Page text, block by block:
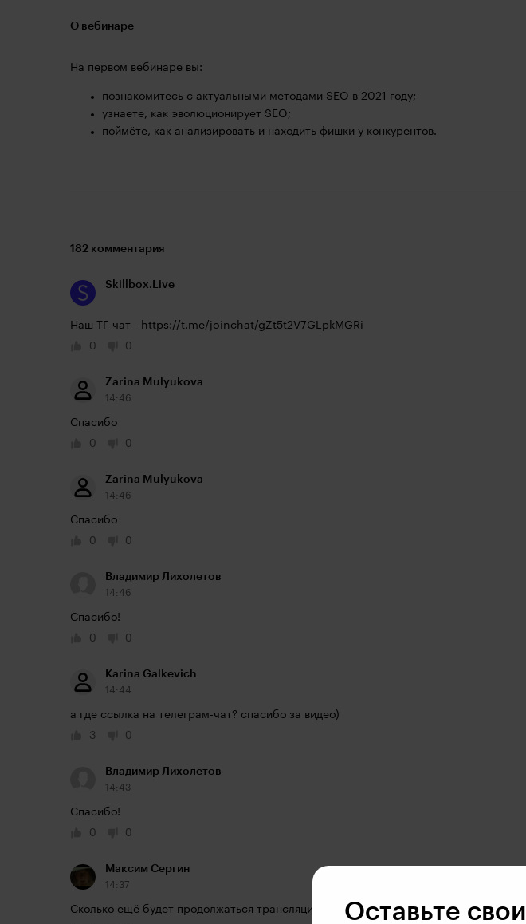
О вебинаре
На первом вебинаре вы:
познакомитесь с актуальными методами SEO в 2021 году;
узнаете, как эволюционирует SEO;
поймёте, как анализировать и находить фишки у конкурентов.
182 комментария
Skillbox.Live
Наш ТГ-чат - https://t.me/joinchat/gZt5t2V7GLpkMGRi
0
0
Zarina Mulyukova
14:46
Спасибо
0
0
Zarina Mulyukova
14:46
Спасибо
0
0
Владимир Лихолетов
14:46
Спасибо!
0
0
Karina Galkevich
14:44
а где ссылка на телеграм-чат? спасибо за видео)
3
0
Владимир Лихолетов
14:43
Спасибо!
0
0
Максим Сергин
14:37
Сколько ещё будет продолжаться трансляция?
Оставьте свои